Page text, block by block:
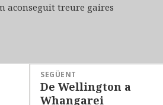
aconseguit treure gaires
SEGÜENT
Entrada
següent:
De Wellington a
Whangarei